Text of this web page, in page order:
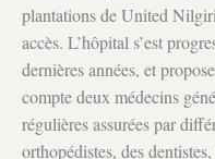
plantations de United
accès. L’hôpital s’est
dernières années, et
compte deux médecins
régulières assurées par
orthopédistes, des